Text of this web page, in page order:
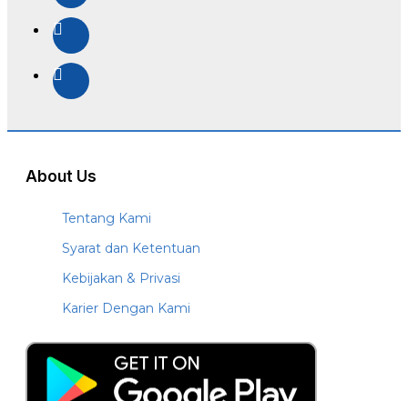
About Us
Tentang Kami
Syarat dan Ketentuan
Kebijakan & Privasi
Karier Dengan Kami